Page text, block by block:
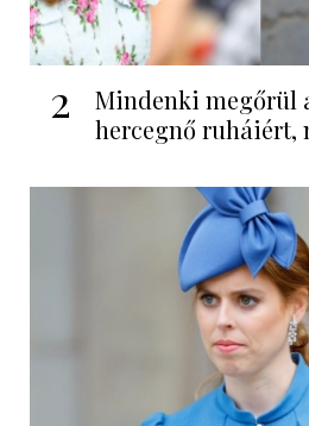
2
Mindenki megőrül
hercegnő ruháiért,